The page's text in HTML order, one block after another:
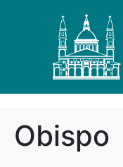
Obispo